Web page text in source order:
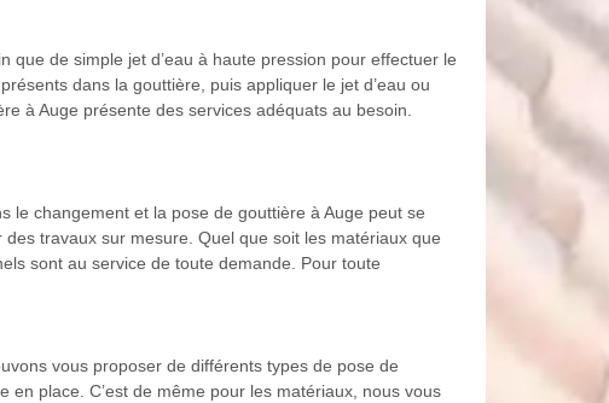
que de simple jet d’eau à haute pression pour effectuer le
dans la gouttière, puis appliquer le jet d’eau ou
à Auge présente des services adéquats au besoin.
le changement et la pose de gouttière à Auge peut se
travaux sur mesure. Quel que soit les matériaux que
sont au service de toute demande. Pour toute
vous proposer de différents types de pose de
place. C’est de même pour les matériaux, nous vous